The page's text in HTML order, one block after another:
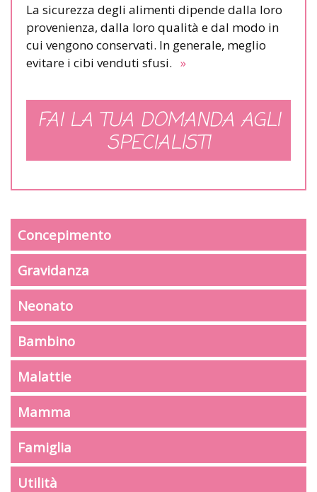
La sicurezza degli alimenti dipende dalla loro
provenienza, dalla loro qualità e dal modo in
cui vengono conservati. In generale, meglio
evitare i cibi venduti sfusi. »
FAI LA TUA DOMANDA AGLI
SPECIALISTI
Concepimento
Gravidanza
Neonato
Bambino
Malattie
Mamma
Famiglia
Utilità